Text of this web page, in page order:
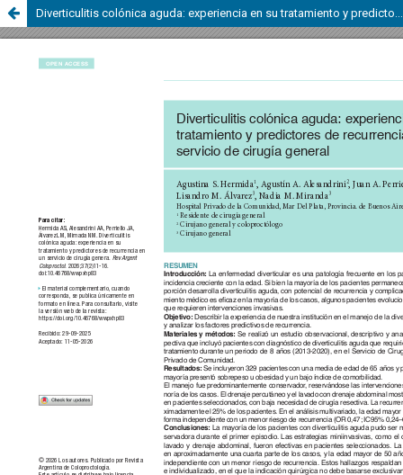
Diverticulitis colónica aguda: experiencia en su tratamiento y predictores de recurrencia en un servicio de cirugía general